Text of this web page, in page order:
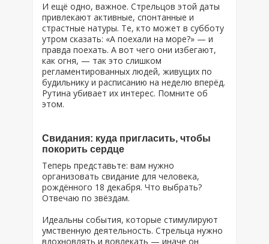
И ещё одно, важное. Стрельцов этой даты
привлекают активные, спонтанные и
страстные натуры. Те, кто может в субботу
утром сказать: «А поехали на море?» — и
правда поехать. А вот чего они избегают,
как огня, — так это слишком
регламентированных людей, живущих по
будильнику и расписанию на неделю вперёд.
Рутина убивает их интерес. Помните об
этом.
Свидания: куда пригласить, чтобы
покорить сердце
Теперь представьте: вам нужно
организовать свидание для человека,
рождённого 18 декабря. Что выбрать?
Отвечаю по звёздам.
Идеальны события, которые стимулируют
умственную деятельность. Стрельца нужно
вдохновлять и вовлекать — иначе он